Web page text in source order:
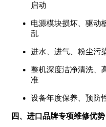
启动
电源模块损坏、驱动
乱
进水、进气、粉尘污
整机深度洁净清洗、
准
设备年度保养、预防
四、进口品牌专项维修优势